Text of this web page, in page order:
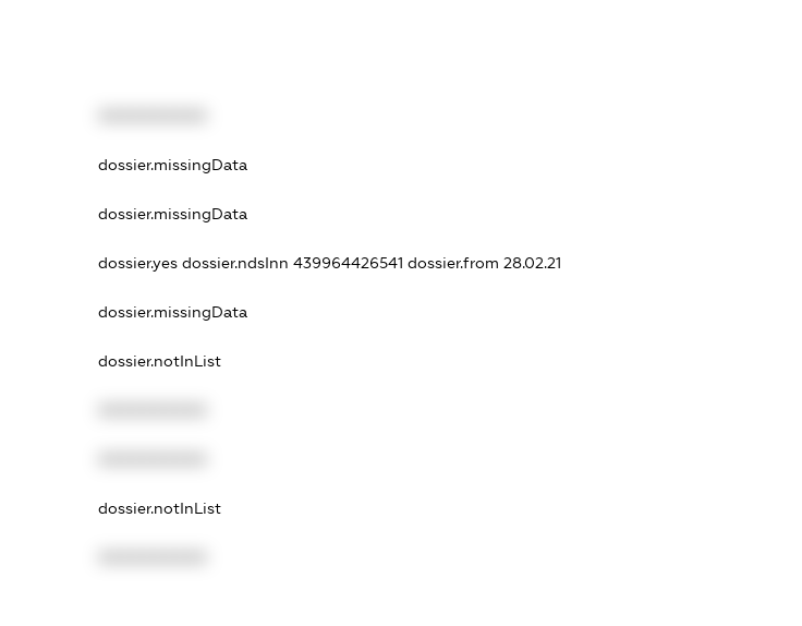
dossier.missingData
dossier.missingData
dossier.yes dossier.ndsInn 439964426541 dossier.from 28.02.21
dossier.missingData
dossier.notInList
dossier.notInList